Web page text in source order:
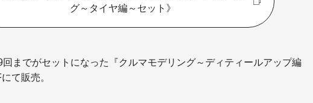
グ～タイヤ編～セット》
までがセットになった『クルマモデリング～ディティールアップ編
て販売。